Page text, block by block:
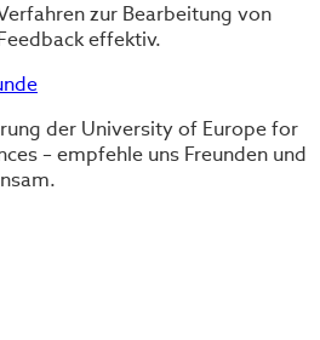
zur Bearbeitung von
effektiv.
der University of Europe for
– empfehle uns Freunden und